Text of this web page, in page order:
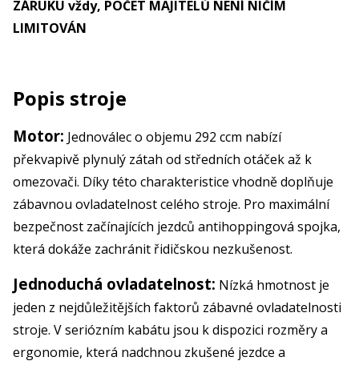
ZÁRUKU vždy, POČET MAJITELŮ NENÍ NIČÍM
LIMITOVÁN
Popis stroje
Motor: Jednoválec o objemu 292 ccm nabízí
překvapivě plynulý zátah od středních otáček až k
omezovači. Díky této charakteristice vhodně doplňuje
zábavnou ovladatelnost celého stroje. Pro maximální
bezpečnost začínajících jezdců antihoppingová spojka,
která dokáže zachránit řidičskou nezkušenost.
Jednoduchá ovladatelnost: Nízká hmotnost je
jeden z nejdůležitějších faktorů zábavné ovladatelnosti
stroje. V seriózním kabátu jsou k dispozici rozměry a
ergonomie, která nadchnou zkušené jezdce a